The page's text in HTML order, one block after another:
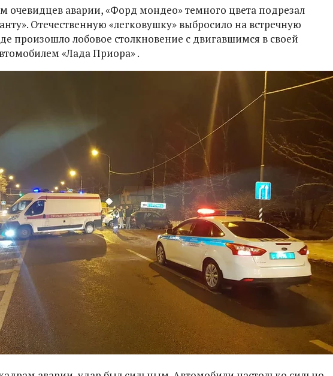
очевидцев аварии, «Форд мондео» темного цвета подрезал
Отечественную «легковушку» выбросило на встречную
произошло лобовое столкновение с двигавшимся в своей
«Лада Приора» .